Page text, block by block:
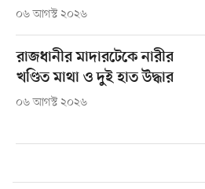
০৬ আগস্ট ২০২৬
রাজধানীর মাদারটেকে নারীর
খণ্ডিত মাথা ও দুই হাত উদ্ধার
০৬ আগস্ট ২০২৬